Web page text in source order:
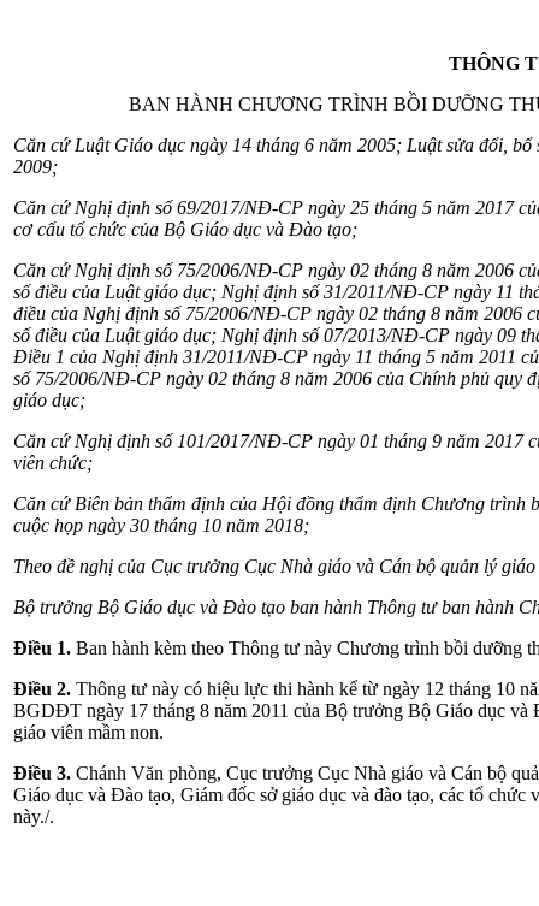
THÔNG
BAN HÀNH CHƯƠNG TRÌNH BỒI DƯỠNG
Căn cứ Luật Giáo dục ngày 14 tháng 6 năm 2005; Luật sửa đổi, bổ
2009;
Căn cứ Nghị định số 69/2017/NĐ-CP ngày 25 tháng 5 năm 2017
cơ cấu tổ chức của Bộ Giáo dục và Đào tạo;
Căn cứ Nghị định số 75/2006/NĐ-CP ngày 02 tháng 8 năm 2006
số điều của Luật giáo dục; Nghị định số31/2011/NĐ-CP ngày 11
điều của Nghị định số75/2006/NĐ-CP ngày 02 tháng 8 năm 2006
sốđiều của Luật giáo dục; Nghị định số07/2013/NĐ-CP ngày 09
Điều 1 của Nghị định 31/2011/NĐ-CP ngày 11 tháng 5 năm 2011
số 75/2006/NĐ-CP ngày 02 tháng 8 năm 2006 của Chính phủ quy
giáo dục;
Căn cứ Nghị định số 101/2017/NĐ-CP ngày 01 tháng 9 năm 2017
viên chức;
Căn cứ Biên bản thẩm định của Hội đồng thẩm định Chương trình
cuộc họp ngày 30 tháng 10 năm 2018;
Theo đề nghị của Cục trưởng Cục Nhà giáo và Cán bộ quản lý
Bộ trưởng Bộ Giáo dục và Đào tạo ban hành Thông tư ban hành
Điều 1. Ban hành kèm theo Thông tư này Chương trình bồi dưỡng
Điều 2. Thông tư này có hiệu lực thi hành kể từ ngày 12 tháng 10
BGDĐT ngày 17 tháng 8 năm 2011 của Bộ trưởng Bộ Giáo dục
giáo viên mầm non.
Điều 3. Chánh Văn phòng, Cục trưởng Cục Nhà giáo và Cán bộ
Giáo dục và Đào tạo, Giám đốc sở giáo dục và đào tạo, các tổ
này./.